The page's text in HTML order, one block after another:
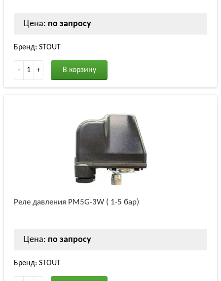
Цена: по запросу
Бренд: STOUT
- 1 + В корзину
Реле давления PM5G-3W ( 1-5 бар)
Цена: по запросу
Бренд: STOUT